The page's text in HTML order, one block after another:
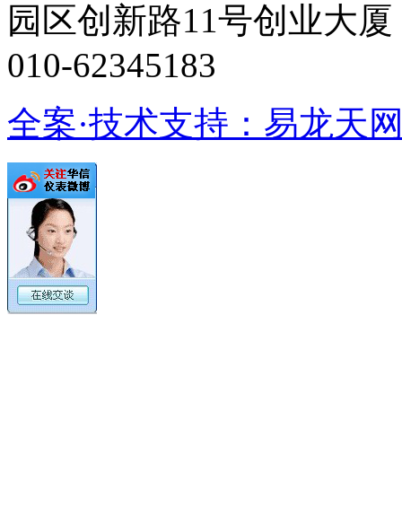
园区创新路11号创业大
010-62345183
全案·技术支持：易龙天